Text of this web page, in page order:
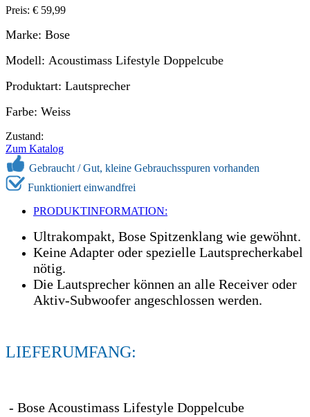
Preis: € 59,99
Marke: Bose
Modell: Acoustimass Lifestyle Doppelcube
Produktart: Lautsprecher
Farbe: Weiss
Zustand:
Zum Katalog
Gebraucht /Gut, kleine Gebrauchsspuren vorhanden
Funktioniert einwandfrei
PRODUKTINFORMATION:
Ultrakompakt, Bose Spitzenklang wie gewöhnt.
Keine Adapter oder spezielle Lautsprecherkabel
nötig.
Die Lautsprecher können an alle Receiver oder
Aktiv-Subwoofer angeschlossen werden.
LIEFERUMFANG:
- Bose Acoustimass Lifestyle Doppelcube